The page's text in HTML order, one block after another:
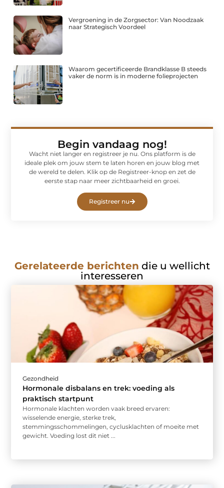
Vergroening in de Zorgsector: Van Noodzaak
naar Strategisch Voordeel
Waarom gecertificeerde Brandklasse B steeds
vaker de norm is in moderne folieprojecten
Begin vandaag nog!
Wacht niet langer en registreer je nu. Ons platform is de
ideale plek om jouw stem te laten horen en jouw blog met
de wereld te delen. Klik op de Registreer-knop en zet de
eerste stap naar meer zichtbaarheid en groei.
Registreer nu
Gerelateerde berichten die u wellicht
interesseren
Gezondheid
Hormonale disbalans en trek: voeding als
praktisch startpunt
Hormonale klachten worden vaak breed ervaren:
wisselende energie, sterke trek,
stemmingsschommelingen, cyclusklachten of moeite met
gewicht. Voeding lost dit niet ...